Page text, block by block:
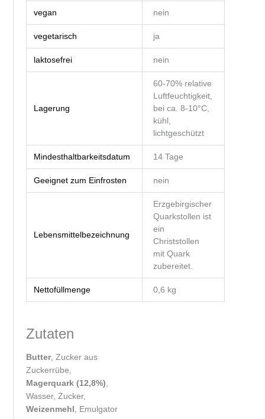
vegan nein
vegetarisch ja
laktosefrei nein
Lagerung
60-70% relative
Luftfeuchtigkeit,
bei ca. 8-10°C,
kühl,
lichtgeschützt
Mindesthaltbarkeitsdatum 14 Tage
Geeignet zum Einfrosten nein
Lebensmittelbezeichnung
Erzgebirgischer
Quarkstollen ist
ein
Christstollen
mit Quark
zubereitet.
Nettofüllmenge 0,6 kg
Zutaten
Butter, Zucker aus
Zuckerrübe,
Magerquark (12,8%),
Wasser, Zucker,
Weizenmehl, Emulgator